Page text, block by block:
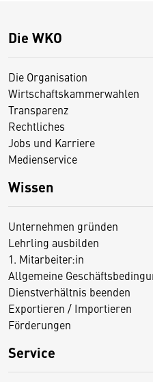
Die WKO
Die Organisation
Wirtschaftskammerwahlen
Transparenz
Rechtliches
Jobs und Karriere
Medienservice
Wissen
Unternehmen gründen
Lehrling ausbilden
1. Mitarbeiter:in
Allgemeine
Dienstverhältnis beenden
Exportieren / Importieren
Förderungen
Service